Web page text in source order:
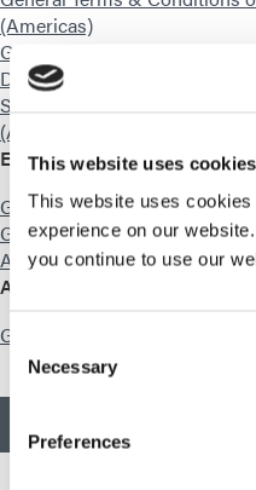
This website uses cookies
This website uses
experience on our
you continue to use our
Consent
Selection
Necessary
Preferences
(Americas)
General Terms & Conditions
Dymax Corporation (Americas)
Standard Equipment Sales
(Americas)
Europe
General Terms & Conditions
General Terms & Conditions
Adhesives Ireland Ltd.
Asie
General Terms & Conditions